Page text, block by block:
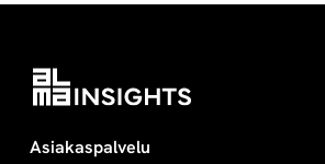
i
Asiakaspalvelu